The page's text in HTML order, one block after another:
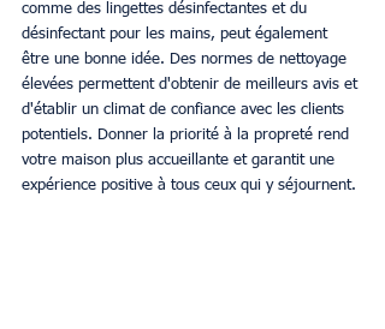
comme des lingettes désinfectantes et du
désinfectant pour les mains, peut également
être une bonne idée. Des normes de nettoyage
élevées permettent d'obtenir de meilleurs avis et
d'établir un climat de confiance avec les clients
potentiels. Donner la priorité à la propreté rend
votre maison plus accueillante et garantit une
expérience positive à tous ceux qui y séjournent.